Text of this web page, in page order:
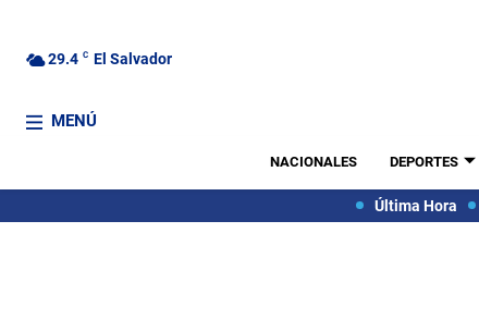
29.4 C El Salvador
MENÚ
NACIONALES DEPORTES
Última Hora